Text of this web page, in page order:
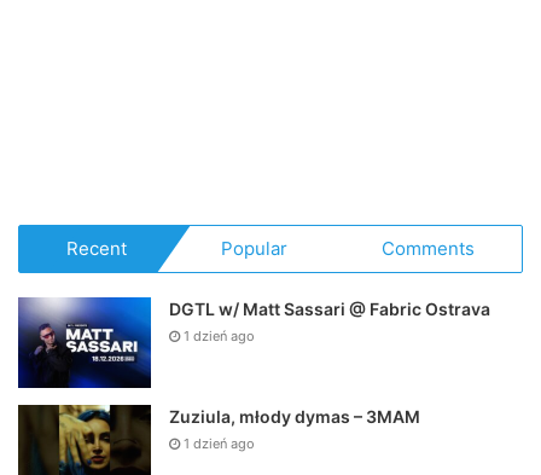
Recent Popular Comments
DGTL w/ Matt Sassari @ Fabric Ostrava
1 dzień ago
Zuziula, młody dymas – 3MAM
1 dzień ago